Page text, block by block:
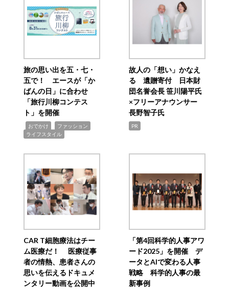
旅の思い出を五・七・
五で！ エースが「か
ばんの日」に合わせ
「旅行川柳コンテス
ト」を開催
おでかけ ファッション
ライフスタイル
故人の「想い」かなえ
る 遺贈寄付 日本財
団名誉会長 笹川陽平氏
×フリーアナウンサー
長野智子氏
PR
CAR T細胞療法はチー
ム医療だ！ 医療従事
者の情熱、患者さんの
思いを伝えるドキュメ
ンタリー動画を公開中
「第4回科学的人事アワ
ード2025」を開催 デ
ータとAIで変わる人事
戦略 科学的人事の最
新事例